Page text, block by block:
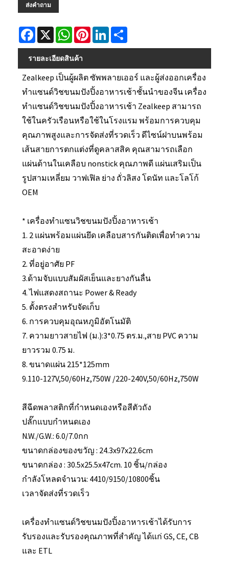
ส่งคำถาม
Facebook
X WhatsAppPinterestLinkedIn
รายละเอียดสินค้า
Zealkeep เป็นผู้ผลิต ซัพพลายเออร์ และผู้ส่งออกเครื่อง
ทำแซนด์วิชขนมปังปิ้งอาหารเช้าชั้นนำของจีน เครื่อง
ทำแซนด์วิชขนมปังปิ้งอาหารเช้า Zealkeep สามารถ
ใช้ในครัวเรือนหรือใช้ในโรงแรม พร้อมการควบคุม
คุณภาพสูงและการจัดส่งที่รวดเร็ว ดีไซน์ฝาบนพร้อม
เส้นสายการตกแต่งที่ดูคลาสสิค คุณสามารถเลือก
แผ่นด้านในเคลือบ nonstick คุณภาพดี แผ่นเสริมเป็น
รูปสามเหลี่ยม วาฟเฟิล ย่าง ถั่วลิสง โดนัท และโลโก้
OEM
* เครื่องทำแซนวิชขนมปังปิ้งอาหารเช้า
1. 2 แผ่นพร้อมแผ่นยึด เคลือบสารกันติดเพื่อทำความ
สะอาดง่าย
2. ที่อยู่อาศัย PF
3.ด้ามจับแบบสัมผัสเย็นและยางกันลื่น
4. ไฟแสดงสถานะ Power & Ready
5. ตั้งตรงสำหรับจัดเก็บ
6. การควบคุมอุณหภูมิอัตโนมัติ
7. ความยาวสายไฟ (ม.):3*0.75 ตร.ม.,สาย PVC ความ
ยาวรวม 0.75 ม.
8. ขนาดแผ่น 215*125mm
9.110-127V,50/60Hz,750W /220-240V,50/60Hz,750W
สีฉีดพลาสติกที่กำหนดเองหรือสีตัวถัง
ปลั๊กแบบกำหนดเอง
N.W./G.W.: 6.0/7.0กก
ขนาดกล่องของขวัญ : 24.3x97x22.6cm
ขนาดกล่อง : 30.5x25.5x47cm. 10 ชิ้น/กล่อง
กำลังโหลดจำนวน: 4410/9150/10800ชิ้น
เวลาจัดส่งที่รวดเร็ว
เครื่องทำแซนด์วิชขนมปังปิ้งอาหารเช้าได้รับการ
รับรองและรับรองคุณภาพที่สำคัญ ได้แก่ GS, CE, CB
และ ETL